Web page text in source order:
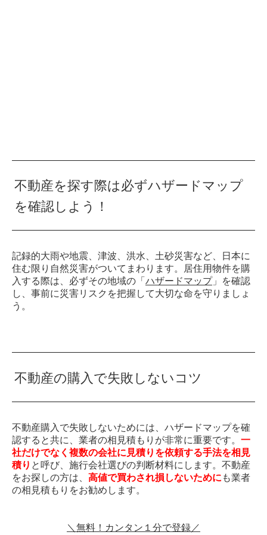
不動産を探す際は必ずハザードマップ
を確認しよう！
記録的大雨や地震、津波、洪水、土砂災害など、日本に
住む限り自然災害がついてまわります。居住用物件を購
入する際は、必ずその地域の「 ハザードマップ」を確認
し、事前に災害リスクを把握して大切な命を守りましょ
う。
不動産の購入で失敗しないコツ
不動産購入で失敗しないためには、ハザードマップを確
認すると共に、業者の相見積もりが非常に重要です。 一
社だけでなく複数の会社に見積りを依頼する手法を相見
積り と呼び、施行会社選びの判断材料にします。不動産
をお探しの方は、 高値で買わされ損しないために も業者
の相見積もりをお勧めします。
＼無料！カンタン１分で登録／